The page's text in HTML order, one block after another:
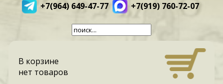
+7(964) 649-47-77 +7(919) 760-72-07
В корзине
нет товаров